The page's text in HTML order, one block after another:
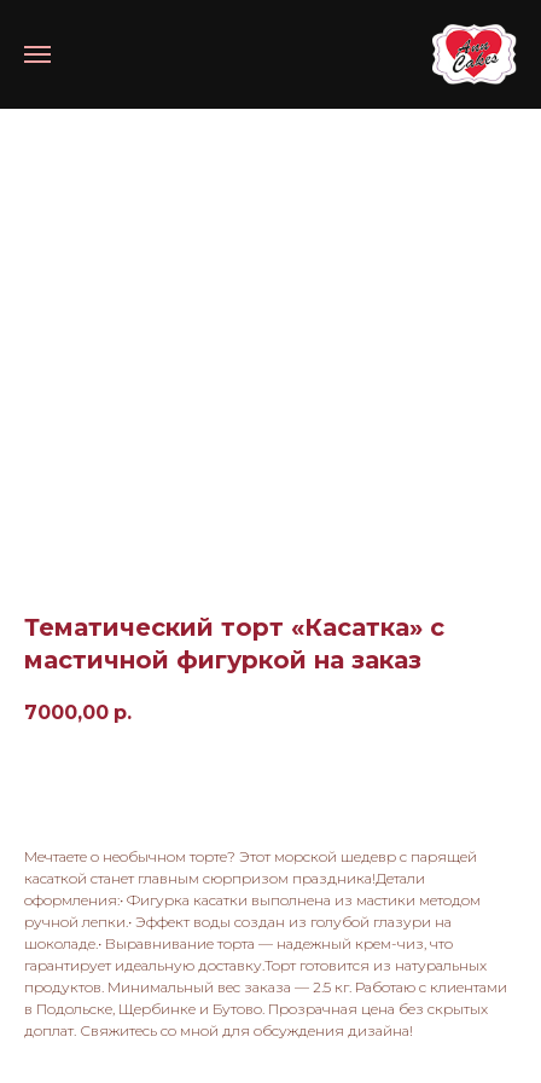
Тематический торт «Касатка» с
мастичной фигуркой на заказ
7000,00 р.
Мечтаете о необычном торте? Этот морской шедевр с парящей
касаткой станет главным сюрпризом праздника!Детали
оформления:• Фигурка касатки выполнена из мастики методом
ручной лепки.• Эффект воды создан из голубой глазури на
шоколаде.• Выравнивание торта — надежный крем-чиз, что
гарантирует идеальную доставку.Торт готовится из натуральных
продуктов. Минимальный вес заказа — 2.5 кг. Работаю с клиентами
в Подольске, Щербинке и Бутово. Прозрачная цена без скрытых
доплат. Свяжитесь со мной для обсуждения дизайна!